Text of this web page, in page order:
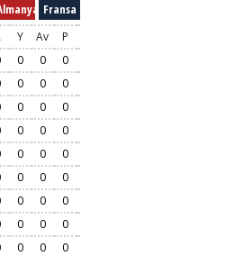
Bakalorz sürprizi
Fransa
Y Av
P
0 0
0
0 0
0
0 0
0
0 0
0
0 0
0
0 0
0
0 0
0
0 0
0
0 0
0